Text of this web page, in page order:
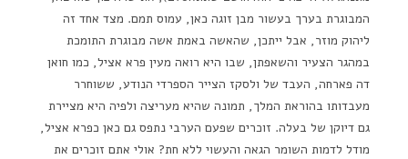
המבוגרת בערך בעשור מבן זוגה כאן, עמוס תמם. מצד אחד זה
ליהוק מוזר, אבל ייתכן, שהאשה באמת אשה מבוגרת התומכת
במהגר הצעיר והשאפתן, שבו היא רואה מעין פרא אציל, כמו חואן
דה פארחה, העבד של ולסקז הצייר הספרדי הנודע, ששוחרר
מעבדותו בהוראת המלך, תמונה שהיא מעריצה ולפיה היא מציירת
גם דיוקן של בעלה. זוכרים שפעם הערבי נתפס גם כאן כפרא אציל,
מודל לדמות השומר הגאה והעשוי ללא חת? אולי אתם זוכרים את